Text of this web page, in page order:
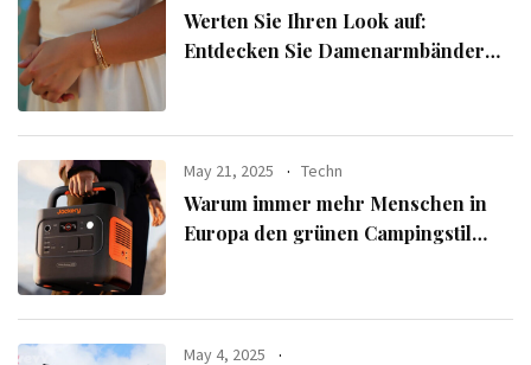
Werten Sie Ihren Look auf:
Entdecken Sie Damenarmbänder
May 21, 2025 Techn
Warum immer mehr Menschen in
Europa den grünen Campingstil
May 4, 2025